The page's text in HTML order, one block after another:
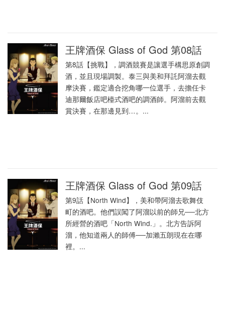
王牌酒保 Glass of God 第08話
第8話【挑戰】，調酒競賽是讓選手構思原創調
酒，並且現場調製。泰三與美和拜託阿溜去觀
摩決賽，鑑定適合挖角哪一位選手，去擔任卡
迪那爾飯店吧檯式酒吧的調酒師。阿溜前去觀
賞決賽，在那邊見到…。...
王牌酒保 Glass of God 第09話
第9話【North Wind】，美和帶阿溜去歌舞伎
町的酒吧。他們誤闖了阿溜以前的師兄──北方
所經營的酒吧「North Wind.」。北方告訴阿
溜，他知道兩人的師傅──加瀨五朗現在在哪
裡。...